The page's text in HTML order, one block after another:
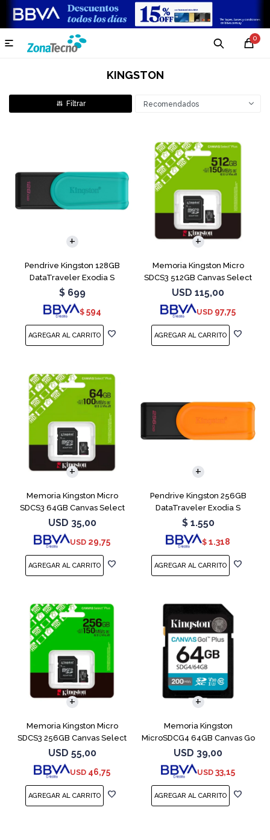
0

KINGSTON
Recomendados
Pendrive Kingston 128GB
DataTraveler Exodia S
Turquesa
$ 699
$ 594
Memoria Kingston Micro
SDCS3 512GB Canvas Select
Plus
USD 115,00
USD 97,75
Memoria Kingston Micro
SDCS3 64GB Canvas Select
Plus
USD 35,00
USD 29,75
Pendrive Kingston 256GB
DataTraveler Exodia S
Naranja
$ 1.550
$ 1.318
Memoria Kingston Micro
SDCS3 256GB Canvas Select
Plus
USD 55,00
USD 46,75
Memoria Kingston
MicroSDCG4 64GB Canvas Go
Plus V30
USD 39,00
USD 33,15